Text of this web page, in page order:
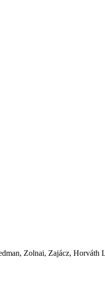
Zolnai, Zajácz, Horváth